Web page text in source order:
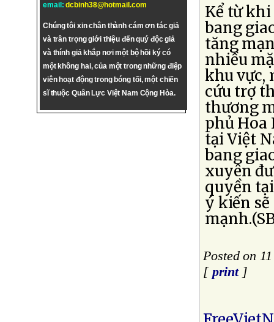
email:dcbinh38@hotmail.com
Chúng tôi xin chân thành cám ơn tác giả
và trân trọng giới thiệu đến quý độc giả
và thính giả khắp nơi một bộ hồi ký có
một không hai, của một trong những điệp
viên hoạt động trong bóng tối, một chiến
sĩ thuộc Quân Lực Việt Nam Cộng Hòa.
Kể từ
bang
tăng
nhiều
khu vực,
cứu trợ
thương
phủ Hoa
tại Việt
bang
xuyên
quyền
ý kiến
Posted on
[ print]